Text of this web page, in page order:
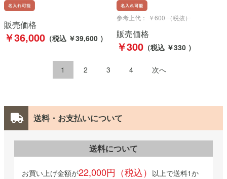
販売価格
￥36,000 （税込 ￥39,600 ）
参考上代： ￥600 （税抜）
販売価格
￥300 （税込 ￥330 ）
1 2 3 4 次へ
送料・お支払いについて
送料について
お買い上げ金額が22,000円（税込） 以上で送料1か